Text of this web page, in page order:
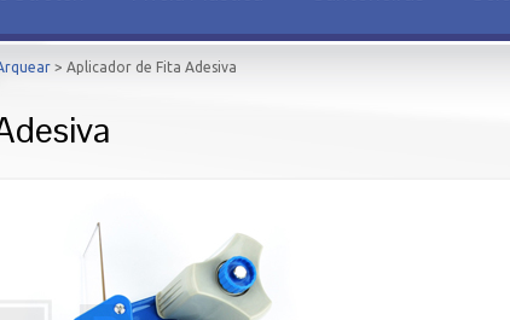
> Aplicador de Fita Adesiva